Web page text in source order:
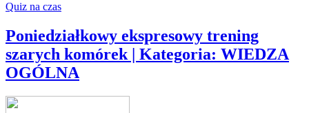
Quiz na czas
Poniedziałkowy ekspresowy trening
szarych komórek | Kategoria: WIEDZA
OGÓLNA